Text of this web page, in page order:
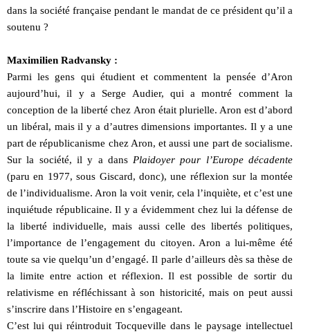
dans la société française pendant le mandat de ce président qu’il a
soutenu ?
Maximilien Radvansky :
Parmi les gens qui étudient et commentent la pensée d’Aron
aujourd’hui, il y a Serge Audier, qui a montré comment la
conception de la liberté chez Aron était plurielle. Aron est d’abord
un libéral, mais il y a d’autres dimensions importantes. Il y a une
part de républicanisme chez Aron, et aussi une part de socialisme.
Sur la société, il y a dans Plaidoyer pour l’Europe décadente
(paru en 1977, sous Giscard, donc), une réflexion sur la montée
de l’individualisme. Aron la voit venir, cela l’inquiète, et c’est une
inquiétude républicaine. Il y a évidemment chez lui la défense de
la liberté individuelle, mais aussi celle des libertés politiques,
l’importance de l’engagement du citoyen. Aron a lui-même été
toute sa vie quelqu’un d’engagé. Il parle d’ailleurs dès sa thèse de
la limite entre action et réflexion. Il est possible de sortir du
relativisme en réfléchissant à son historicité, mais on peut aussi
s’inscrire dans l’Histoire en s’engageant.
C’est lui qui réintroduit Tocqueville dans le paysage intellectuel